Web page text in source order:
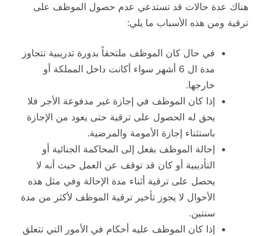
هناك عدة حالات قد تستدعي عدم حصول الموظف على
ترقية ومن هذه الأسباب ما يلي:
في حال كان الموظف ملتحقاً بدورة تدريبية تتجاوز
مدة ال 6 أشهر سواء أكانت داخل المملكة أو
خارجها.
إذا كان الموظف في إجازة غير مدفوعة الأجر فلا
يحق له الحصول على ترقية حتى يعود من الإجازة
باستثناء إجازة الأمومة والمرضية.
إحالة الموظف بفعل إلى المحاكمة الجنائية أو
التأديبية أو كان قد توقف عن العمل حيث أنه لا
يحصل على ترقية أثناء مدة الإحالة وفي مثل هذه
الأحوال لا يجوز تأخير ترقية الموظف لأكثر من مدة
سنتين.
إذا كان الموظف عليه أحكام في الأمور التي تتعلق